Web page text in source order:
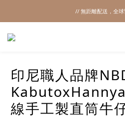
2026SS
// 無距離配送，全
印尼職人品牌
線手工製直筒牛